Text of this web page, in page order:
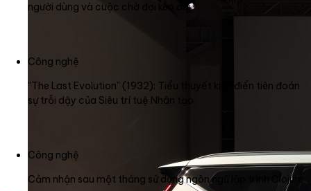
người dùng và cuộc chờ đợi kéo dài
Công nghệ
"The Last Evolution" (1932): Tiểu thuyết kinh điển tiên đoán
sự trỗi dậy của Siêu trí tuệ Nhân tạo
Công nghệ
Cảm nhận sau một tháng sử dụng ngôn ngữ lập trình Clojure